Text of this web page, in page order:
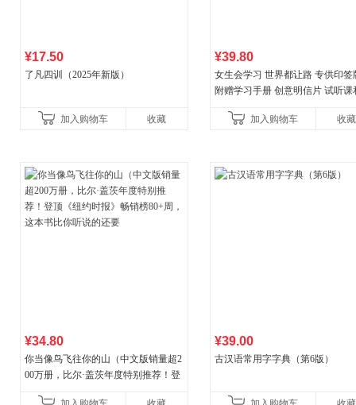
¥17.50
了凡四训（2025年新版）
加入购物车 收藏
¥39.80
女生会学习 世界都让路 专供印签
附赠学习手册 创意明信片 试听课
加入购物车
收藏
¥34.80
你当像鸟飞往你的山（中文版销量超2
00万册，比尔·盖茨年度特别推荐！登
¥39.00
古汉语常用字字典（第6版）